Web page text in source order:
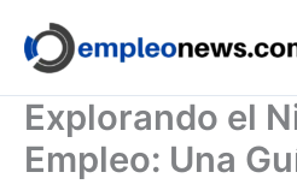
contenido
Explorando el
Empleo: Una